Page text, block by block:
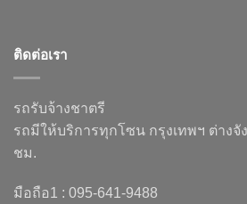
ติดต่อเรา
รถรับจ้างชาตรี
รถมีให้บริการทุกโซน กรุงเทพฯ ต่างจั
ชม.
มือถือ1 : 095-641-9488